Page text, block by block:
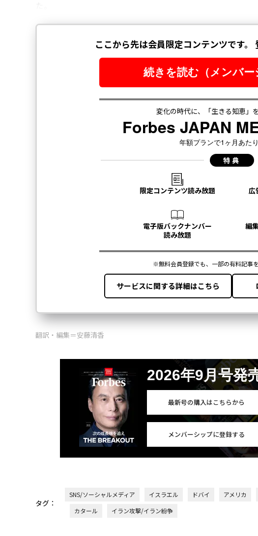
翻訳・編集＝安藤清香
2026年9月号発
最新号の購入はこちらから
メンバーシップに登録する
タグ：
SNS/ソーシャルメディア イスラエル ドバイ アメリカ
カタール
イラン攻撃/イラン紛争